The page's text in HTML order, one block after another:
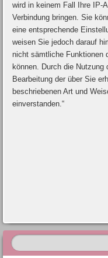
wird in keinem Fall Ihre IP-
Verbindung bringen. Sie
eine entsprechende
weisen Sie jedoch darauf
nicht sämtliche Funktionen
können. Durch die
Bearbeitung der über Sie
beschriebenen Art und
einverstanden.“